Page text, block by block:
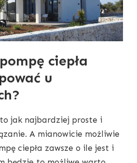
ciepła
u
to jak najbardziej proste i
A mianowicie możliwie
ciepła zawsze o ile jest i